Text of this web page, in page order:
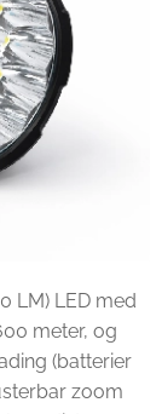
LM) LED med
meter, og
(batterier
zoom